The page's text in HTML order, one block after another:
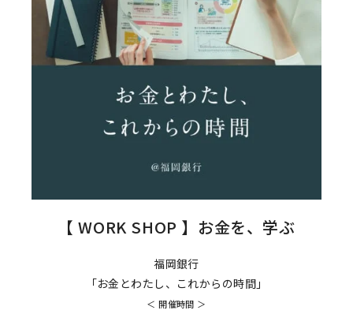
【 WORK SHOP 】お金を、学ぶ
福岡銀行
「お金とわたし、これからの時間」
＜ 開催時間 ＞